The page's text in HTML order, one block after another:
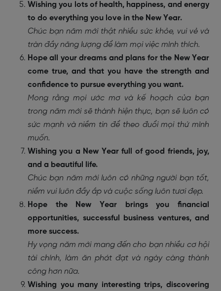
Wishing you lots of health, happiness, and energy
to do everything you love in the New Year.
Chúc bạn năm mới thật nhiều sức khỏe, vui vẻ và
tràn đầy năng lượng để làm mọi việc mình thích.
Hope all your dreams and plans for the New Year
come true, and that you have the strength and
confidence to pursue everything you want.
Mong rằng mọi ước mơ và kế hoạch của bạn
trong năm mới sẽ thành hiện thực, bạn sẽ luôn có
sức mạnh và niềm tin để theo đuổi mọi thứ mình
muốn.
Wishing you a New Year full of good friends, joy,
and a beautiful life.
Chúc bạn năm mới luôn có những người bạn tốt,
niềm vui luôn đầy ắp và cuộc sống luôn tươi đẹp.
Hope the New Year brings you financial
opportunities, successful business ventures, and
more success.
Hy vọng năm mới mang đến cho bạn nhiều cơ hội
tài chính, làm ăn phát đạt và ngày càng thành
công hơn nữa.
Wishing you many interesting trips, discovering